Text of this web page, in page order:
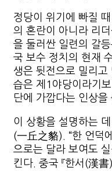
정당이 위기에 빠질
의 혼란이 아니라 리
을 둘러싼 일련의 갈
국 보수 정치의 현재
생은 뒷전으로 밀리
습은 제1야당이라기
단에 가깝다는 인상을
이 상황을 설명하는
(一丘之貉). “한 언덕
으로는 달라 보여도
킨다. 중국 『한서(漢書